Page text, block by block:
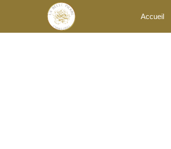
Accueil